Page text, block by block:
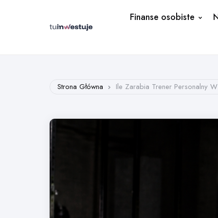
Finanse osobiste
Strona Główna Ile Zarabia Trener Personalny